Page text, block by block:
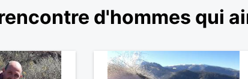
d'hommes qui